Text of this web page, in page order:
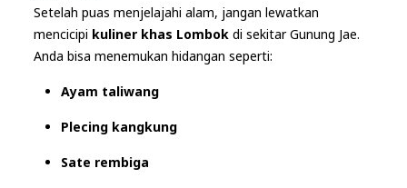
Setelah puas menjelajahi alam, jangan lewatkan
mencicipi kuliner khas Lombokdi sekitar Gunung Jae.
Anda bisa menemukan hidangan seperti:
Ayam taliwang
Plecing kangkung
Sate rembiga